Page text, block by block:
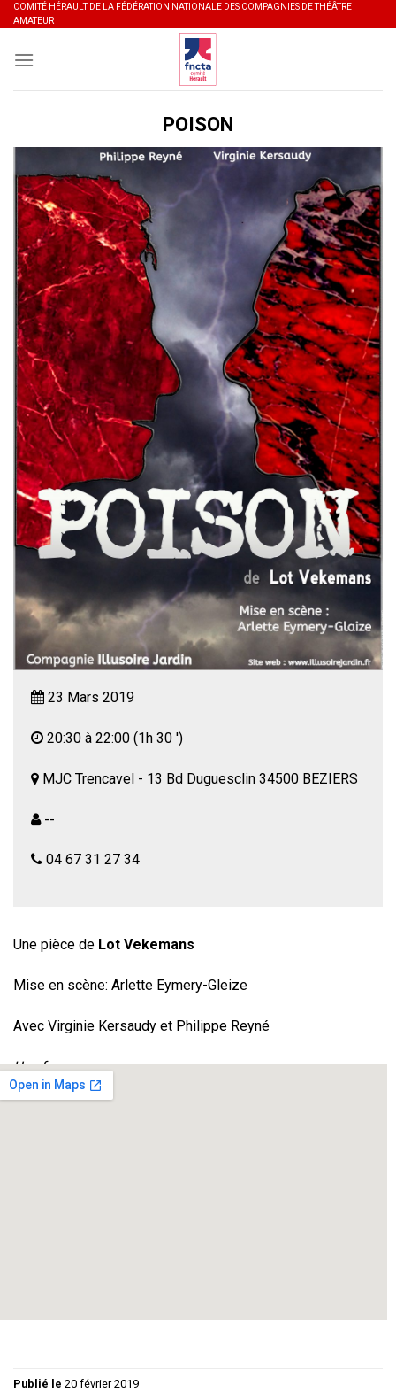
Skip
to
content
COMITÉ HÉRAULT DE LA FÉDÉRATION NATIONALE DES COMPAGNIES DE THÉÂTRE
AMATEUR
POISON
23 Mars 2019
20:30 à 22:00 (1h 30 ')
MJC Trencavel - 13 Bd Duguesclin 34500 BEZIERS
--
04 67 31 27 34
Une pièce de Lot Vekemans
Mise en scène: Arlette Eymery-Gleize
Avec Virginie Kersaudy et Philippe Reyné
Une femme
Publié le 20 février 2019